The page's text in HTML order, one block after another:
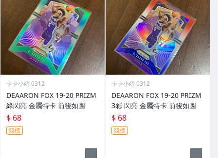
卡卡小站 0312
DEAARON FOX 19-20 PRIZM
綠閃亮 金屬特卡 前後如圖
$ 68
競標
卡卡小站 0312
DEAARON FOX 19-20 PRIZM
3彩 閃亮 金屬特卡 前後如圖
$ 68
競標